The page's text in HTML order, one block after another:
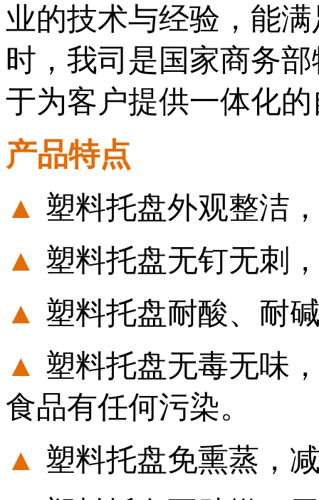
业的技术与经验，能
时，我司是国家商务
于为客户提供一体化
产品特点
▲ 塑料托盘外观整洁
▲ 塑料托盘无钉无刺
▲ 塑料托盘耐酸、耐
▲ 塑料托盘无毒无味
食品有任何污染。
▲ 塑料托盘免熏蒸，